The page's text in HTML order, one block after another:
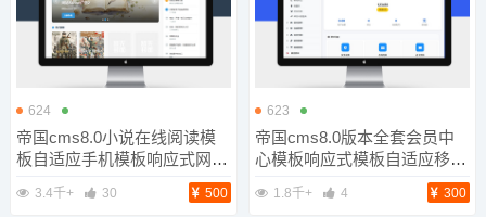
624
帝国cms8.0小说在线阅读模
板自适应手机模板响应式网站
3.4千+ 30 500
623
帝国cms8.0版本全套会员中
心模板响应式模板自适应移动
1.8千+ 4 300